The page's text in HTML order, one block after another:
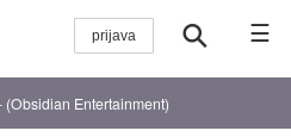
☰
Entertainment)